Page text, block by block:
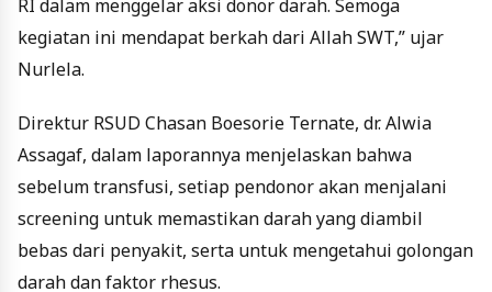
RI dalam menggelar aksi donor darah. Semoga
kegiatan ini mendapat berkah dari Allah SWT,” ujar
Nurlela.
Direktur RSUD Chasan Boesorie Ternate, dr. Alwia
Assagaf, dalam laporannya menjelaskan bahwa
sebelum transfusi, setiap pendonor akan menjalani
screening untuk memastikan darah yang diambil
bebas dari penyakit, serta untuk mengetahui golongan
darah dan faktor rhesus.